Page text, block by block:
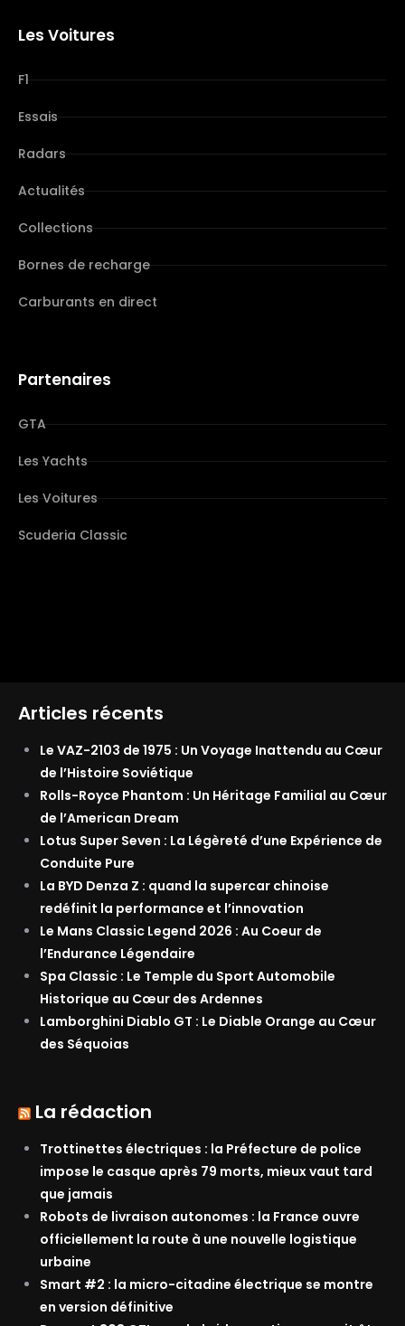
Les Voitures
F1
Essais
Radars
Actualités
Collections
Bornes de recharge
Carburants en direct
Partenaires
GTA
Les Yachts
Les Voitures
Scuderia Classic
Articles récents
Le VAZ-2103 de 1975 : Un Voyage Inattendu au Cœur
de l’Histoire Soviétique
Rolls-Royce Phantom : Un Héritage Familial au Cœur
de l’American Dream
Lotus Super Seven : La Légèreté d’une Expérience de
Conduite Pure
La BYD Denza Z : quand la supercar chinoise
redéfinit la performance et l’innovation
Le Mans Classic Legend 2026 : Au Coeur de
l’Endurance Légendaire
Spa Classic : Le Temple du Sport Automobile
Historique au Cœur des Ardennes
Lamborghini Diablo GT : Le Diable Orange au Cœur
des Séquoias
La rédaction
Trottinettes électriques : la Préfecture de police
impose le casque après 79 morts, mieux vaut tard
que jamais
Robots de livraison autonomes : la France ouvre
officiellement la route à une nouvelle logistique
urbaine
Smart #2 : la micro-citadine électrique se montre
en version définitive